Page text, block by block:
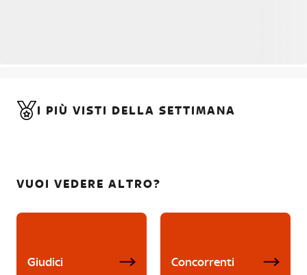
I PIÙ VISTI DELLA SETTIMANA
VUOI VEDERE ALTRO?
Giudici Concorrenti